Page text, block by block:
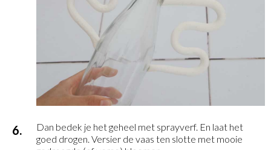
Dan bedek je het geheel met sprayverf. En laat het
goed drogen. Versier de vaas ten slotte met mooie